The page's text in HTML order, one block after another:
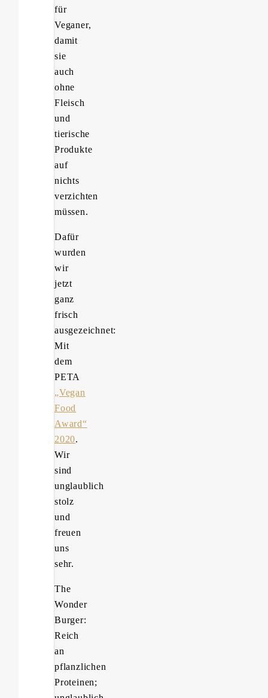
für
Veganer,
damit
sie
auch
ohne
Fleisch
und
tierische
Produkte
auf
nichts
verzichten
müssen.
Dafür
wurden
wir
jetzt
ganz
frisch
ausgezeichnet:
Mit
dem
PETA
„Vegan
Food
Award“
2020.
Wir
sind
unglaublich
stolz
und
freuen
uns
sehr.
The
Wonder
Burger:
Reich
an
pflanzlichen
Proteinen;